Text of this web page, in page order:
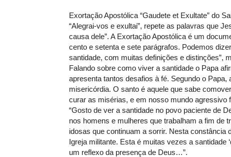
Exortação Apostólica “Gaudete et Exultate” do
“Alegrai-vos e exultai”, repete as palavras que
causa dele”. A Exortação Apostólica é um
cento e setenta e sete parágrafos. Podemos
santidade, com muitas definições e distinções”,
Falando sobre como viver a santidade o Papa
apresenta tantos desafios à fé. Segundo o
misericórdia. O santo é aquele que sabe
curar as misérias, e em nosso mundo agressivo
“Gosto de ver a santidade no povo paciente de
nos homens e mulheres que trabalham a fim de
idosas que continuam a sorrir. Nesta constância
Igreja militante. Esta é muitas vezes a santidade
um reflexo da presença de Deus…”.